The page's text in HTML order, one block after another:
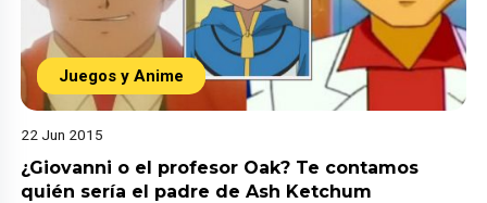
Juegos y Anime
22 Jun 2015
¿Giovanni o el profesor Oak? Te contamos
quién sería el padre de Ash Ketchum